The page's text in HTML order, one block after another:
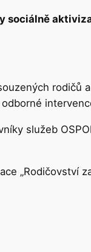
služeb
„Rodičovství